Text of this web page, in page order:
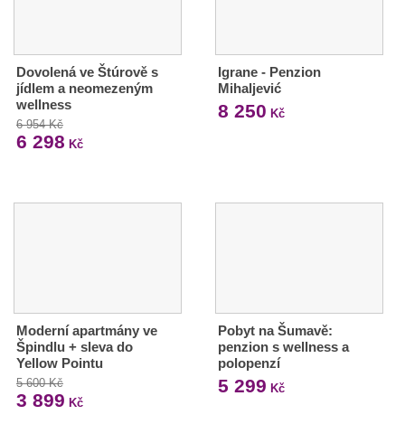
Dovolená ve Štúrově s
jídlem a neomezeným
wellness
6 954 Kč
6 298 Kč
Igrane - Penzion
Mihaljević
8 250 Kč
Moderní apartmány ve
Špindlu + sleva do
Yellow Pointu
5 600 Kč
3 899 Kč
Pobyt na Šumavě:
penzion s wellness a
polopenzí
5 299 Kč